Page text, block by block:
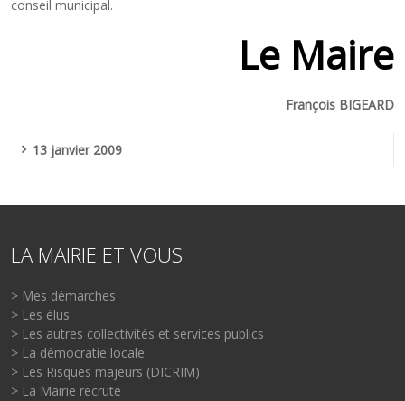
conseil municipal.
Le Maire
François BIGEARD
13 janvier 2009
LA MAIRIE ET VOUS
> Mes démarches
> Les élus
> Les autres collectivités et services publics
> La démocratie locale
> Les Risques majeurs (DICRIM)
> La Mairie recrute